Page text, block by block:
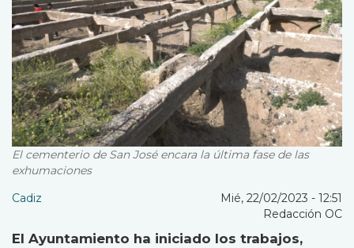
El cementerio de San José encara la última fase de las
exhumaciones
Cadiz
Mié, 22/02/2023 - 12:51
Redacción OC
El Ayuntamiento ha iniciado los trabajos,